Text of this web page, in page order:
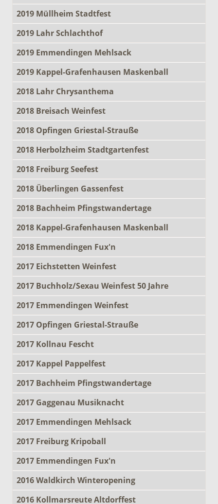
2019 Müllheim Stadtfest
2019 Lahr Schlachthof
2019 Emmendingen Mehlsack
2019 Kappel-Grafenhausen Maskenball
2018 Lahr Chrysanthema
2018 Breisach Weinfest
2018 Opfingen Griestal-Strauße
2018 Herbolzheim Stadtgartenfest
2018 Freiburg Seefest
2018 Überlingen Gassenfest
2018 Bachheim Pfingstwandertage
2018 Kappel-Grafenhausen Maskenball
2018 Emmendingen Fux'n
2017 Eichstetten Weinfest
2017 Buchholz/Sexau Weinfest 50 Jahre
2017 Emmendingen Weinfest
2017 Opfingen Griestal-Strauße
2017 Kollnau Fescht
2017 Kappel Pappelfest
2017 Bachheim Pfingstwandertage
2017 Gaggenau Musiknacht
2017 Emmendingen Mehlsack
2017 Freiburg Kripoball
2017 Emmendingen Fux'n
2016 Waldkirch Winteropening
2016 Kollmarsreute Altdorffest